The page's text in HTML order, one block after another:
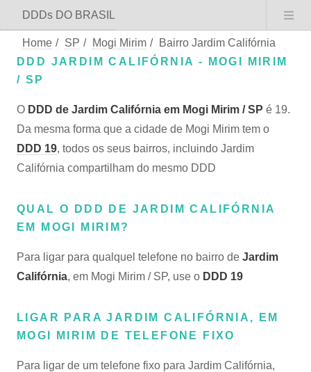
DDDs DO BRASIL
Home / SP / Mogi Mirim /
Bairro Jardim Califórnia
DDD JARDIM CALIFÓRNIA - MOGI MIRIM
/ SP
O DDD de Jardim Califórnia em Mogi Mirim / SP é 19.
Da mesma forma que a cidade de Mogi Mirim tem o
DDD 19, todos os seus bairros, incluindo Jardim
Califórnia compartilham do mesmo DDD
QUAL O DDD DE JARDIM CALIFÓRNIA
EM MOGI MIRIM?
Para ligar para qualquel telefone no bairro de Jardim
Califórnia, em Mogi Mirim / SP, use o DDD 19
LIGAR PARA JARDIM CALIFÓRNIA, EM
MOGI MIRIM DE TELEFONE FIXO
Para ligar de um telefone fixo para Jardim Califórnia,